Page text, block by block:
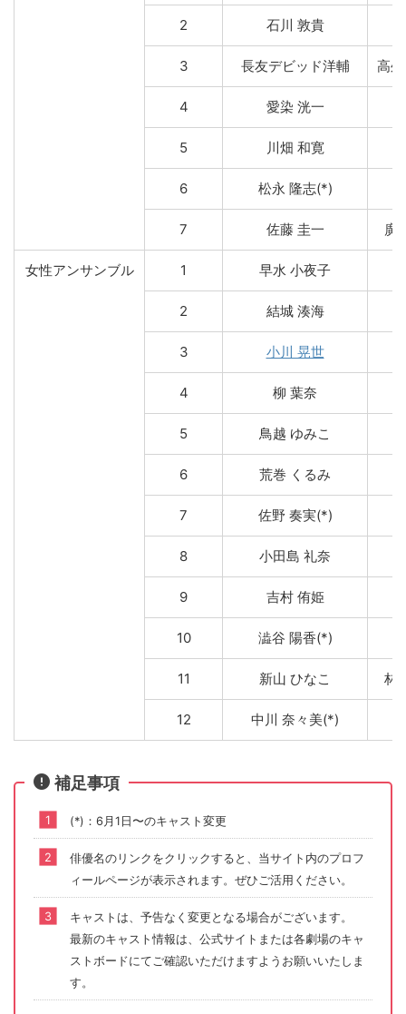
2 石川 敦貴
3 長友デビッド洋輔 高
4 愛染 洸一
5 川畑 和寛
6 松永 隆志(*)
7 佐藤 圭一 廣
女性アンサンブル 1 早水 小夜子
2 結城 湊海
3 小川 晃世
4 柳 葉奈
5 鳥越 ゆみこ
6 荒巻 くるみ
7 佐野 奏実(*)
8 小田島 礼奈
9 吉村 侑姫
10 澁谷 陽香(*)
11 新山 ひなこ 林
12 中川 奈々美(*)
補足事項
(*)：6月1日〜のキャスト変更
俳優名のリンクをクリックすると、当サイト内のプロフ
ィールページが表示されます。ぜひご活用ください。
キャストは、予告なく変更となる場合がございます。
最新のキャスト情報は、公式サイトまたは各劇場のキャ
ストボードにてご確認いただけますようお願いいたしま
す。